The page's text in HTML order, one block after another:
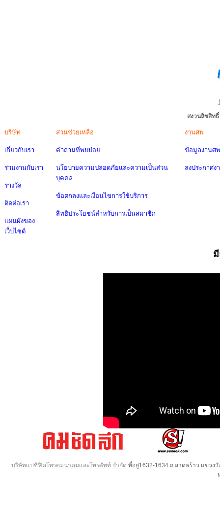
สงวนลิขสิท
บริษัท
เกี่ยวกับเรา
ร่วมงานกับเรา
รางวัล
ติดต่อเรา
แผนผังของ
เว็บไซต์
ส่วนช่วยเหลือ
คำถามที่พบบ่อย
นโยบายความปลอดภัยและความเป็นส่วน
บุคคล
ข้อตกลงและเงื่อนไขการใช้บริการ
สิทธิประโยชน์สำหรับการเป็นสมาชิก
งานศพ
ข้อมูลงานศพ
ลงประกาศง
บริษัทแปซิฟิคโทรคมนาคมและโทรศัพท์ จำกัด ที่อยู่1632-1634 ถ.ลาดพร้าว แขวง